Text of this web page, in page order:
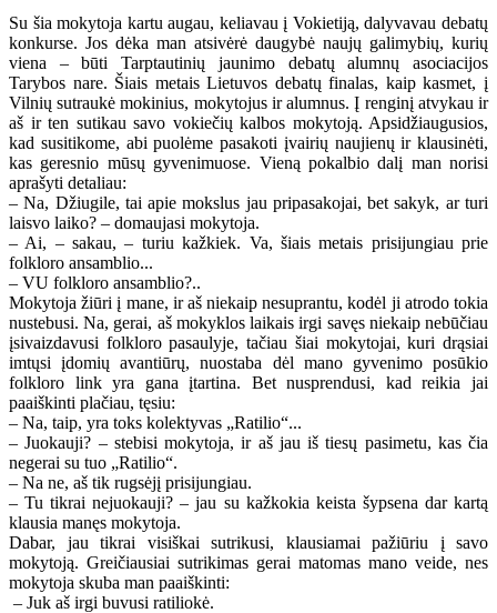
Su šia mokytoja kartu augau, keliavau į Vokietiją, dalyvavau debatų
konkurse. Jos dėka man atsivėrė daugybė naujų galimybių, kurių
viena – būti Tarptautinių jaunimo debatų alumnų asociacijos
Tarybos nare. Šiais metais Lietuvos debatų finalas, kaip kasmet, į
Vilnių sutraukė mokinius, mokytojus ir alumnus. Į renginį atvykau ir
aš ir ten sutikau savo vokiečių kalbos mokytoją. Apsidžiaugusios,
kad susitikome, abi puolėme pasakoti įvairių naujienų ir klausinėti,
kas geresnio mūsų gyvenimuose. Vieną pokalbio dalį man norisi
aprašyti detaliau:
– Na, Džiugile, tai apie mokslus jau pripasakojai, bet sakyk, ar turi
laisvo laiko? – domaujasi mokytoja.
– Ai, – sakau, – turiu kažkiek. Va, šiais metais prisijungiau prie
folkloro ansamblio...
– VU folkloro ansamblio?..
Mokytoja žiūri į mane, ir aš niekaip nesuprantu, kodėl ji atrodo tokia
nustebusi. Na, gerai, aš mokyklos laikais irgi savęs niekaip nebūčiau
įsivaizdavusi folkloro pasaulyje, tačiau šiai mokytojai, kuri drąsiai
imtųsi įdomių avantiūrų, nuostaba dėl mano gyvenimo posūkio
folkloro link yra gana įtartina. Bet nusprendusi, kad reikia jai
paaiškinti plačiau, tęsiu:
– Na, taip, yra toks kolektyvas „Ratilio“...
– Juokauji? – stebisi mokytoja, ir aš jau iš tiesų pasimetu, kas čia
negerai su tuo „Ratilio“.
– Na ne, aš tik rugsėjį prisijungiau.
– Tu tikrai nejuokauji? – jau su kažkokia keista šypsena dar kartą
klausia manęs mokytoja.
Dabar, jau tikrai visiškai sutrikusi, klausiamai pažiūriu į savo
mokytoją. Greičiausiai sutrikimas gerai matomas mano veide, nes
mokytoja skuba man paaiškinti:
– Juk aš irgi buvusi ratiliokė.